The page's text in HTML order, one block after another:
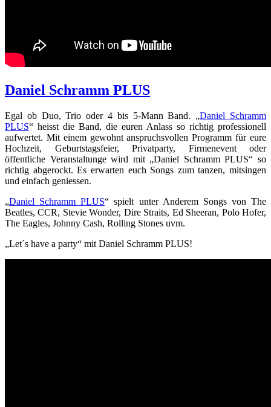
Daniel Schramm PLUS
Egal ob Duo, Trio oder 4 bis 5-Mann Band. „Daniel Schramm
PLUS“ heisst die Band, die euren Anlass so richtig professionell
aufwertet. Mit einem gewohnt anspruchsvollen Programm für eure
Hochzeit, Geburtstagsfeier, Privatparty, Firmenevent oder
öffentliche Veranstaltunge wird mit „Daniel Schramm PLUS“ so
richtig abgerockt. Es erwarten euch Songs zum tanzen, mitsingen
und einfach geniessen.
„Daniel Schramm PLUS“ spielt unter Anderem Songs von The
Beatles, CCR, Stevie Wonder, Dire Straits, Ed Sheeran, Polo Hofer,
The Eagles, Johnny Cash, Rolling Stones uvm.
„Let´s have a party“ mit Daniel Schramm PLUS!